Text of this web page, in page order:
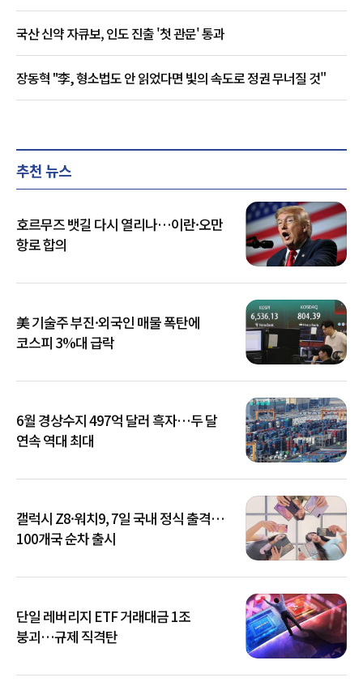
국산 신약 자큐보, 인도 진출 '첫 관문' 통과
장동혁 "李, 형소법도 안 읽었다면 빛의 속도로 정권 무너질 것"
추천 뉴스
호르무즈 뱃길 다시 열리나…이란·오만
항로 합의
美 기술주 부진·외국인 매물 폭탄에
코스피 3%대 급락
6월 경상수지 497억 달러 흑자…두 달
연속 역대 최대
갤럭시 Z8·워치9, 7일 국내 정식 출격…
100개국 순차 출시
단일 레버리지 ETF 거래대금 1조
붕괴…규제 직격탄